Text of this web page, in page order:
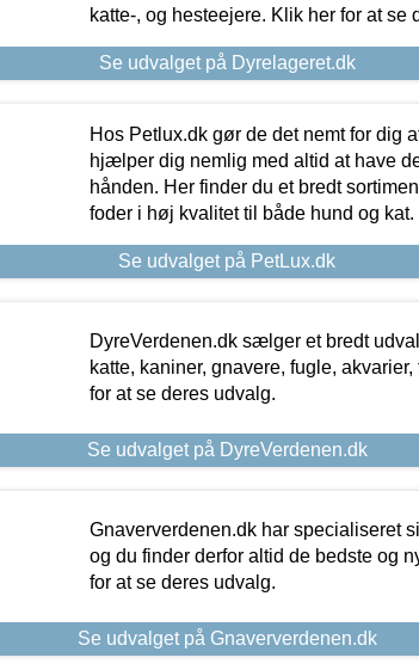
katte-, og hesteejere. Klik her for at se
Se udvalget på Dyrelageret.dk
Hos Petlux.dk gør de det nemt for dig
hjælper dig nemlig med altid at have
hånden. Her finder du et bredt
foder i høj kvalitet til både hund og
Se udvalget på PetLux.dk
DyreVerdenen.dk sælger et bredt
katte, kaniner, gnavere, fugle,
for at se deres udvalg.
Se udvalget på DyreVerdenen.dk
Gnaververdenen.dk har specialiseret
og du finder derfor altid de bedste og
for at se deres udvalg.
Se udvalget på Gnaververdenen.dk